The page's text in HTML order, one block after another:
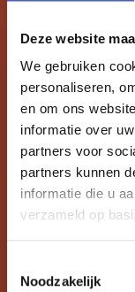
Deze website
We gebruiken
personaliseren,
en om ons
informatie over
partners voor
partners kunnen
informatie die u
verzameld op
Noodzakelijk